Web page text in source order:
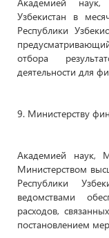
Узбекистан в
Республики
отбора
деятельности для
9. Министерству
Академией наук,
Министерством
Республики
ведомствами
расходов,
постановлением